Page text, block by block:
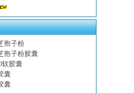
孢子粉
孢子粉胶囊
软胶囊
囊
囊